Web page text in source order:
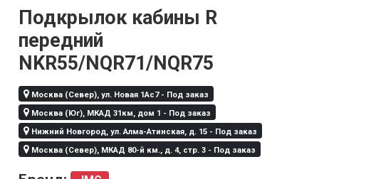
Подкрылок кабины R
передний
NKR55/NQR71/NQR75
Москва (Север), ул. Новая 1Ас7 - Под заказ
Москва (Юг), МКАД 31км, дом 1 - Под заказ
Нижний Новгород, ул. Алма-Атинская, д. 15 - Под заказ
Москва (Север), МКАД 80-й км., д. 4, стр. 3 - Под заказ